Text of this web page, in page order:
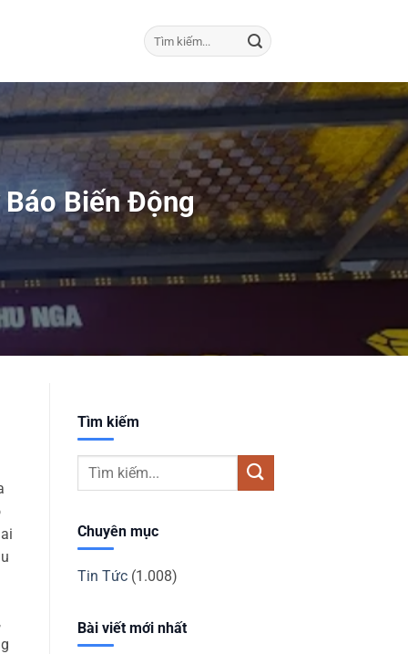
Biến Động
Tìm kiếm
Chuyên mục
Tin Tức(1.008)
Bài viết mới nhất